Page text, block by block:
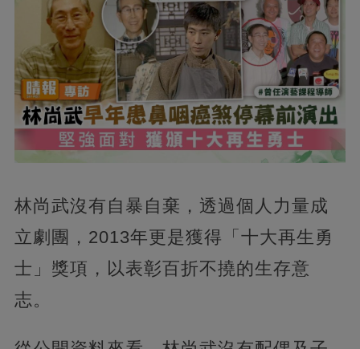
林尚武沒有自暴自棄，透過個人力量成
立劇團，2013年更是獲得「十大再生勇
士」獎項，以表彰百折不撓的生存意
志。